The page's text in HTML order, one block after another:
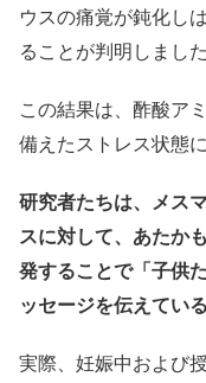
ウスの痛覚が鈍化し
ることが判明しました
この結果は、酢酸ア
備えたストレス状態
研究者たちは、メス
スに対して、あたか
発することで「子供
ッセージを伝えてい
実際、妊娠中および